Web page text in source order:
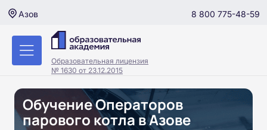
Азов 8 800 775-48-59
Образовательная лицензия
№ 1630 от 23.12.2015
Обучение Операторов
парового котла в Азове